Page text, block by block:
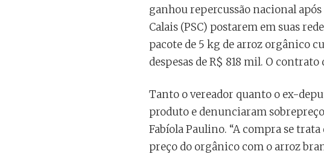
ganhou repercussão nacional
Calais (PSC) postarem em suas
pacote de 5 kg de arroz orgânico
despesas de R$ 818 mil. O
Tanto o vereador quanto o ex-
produto e denunciaram
Fabíola Paulino. “A compra se
preço do orgânico com o arroz